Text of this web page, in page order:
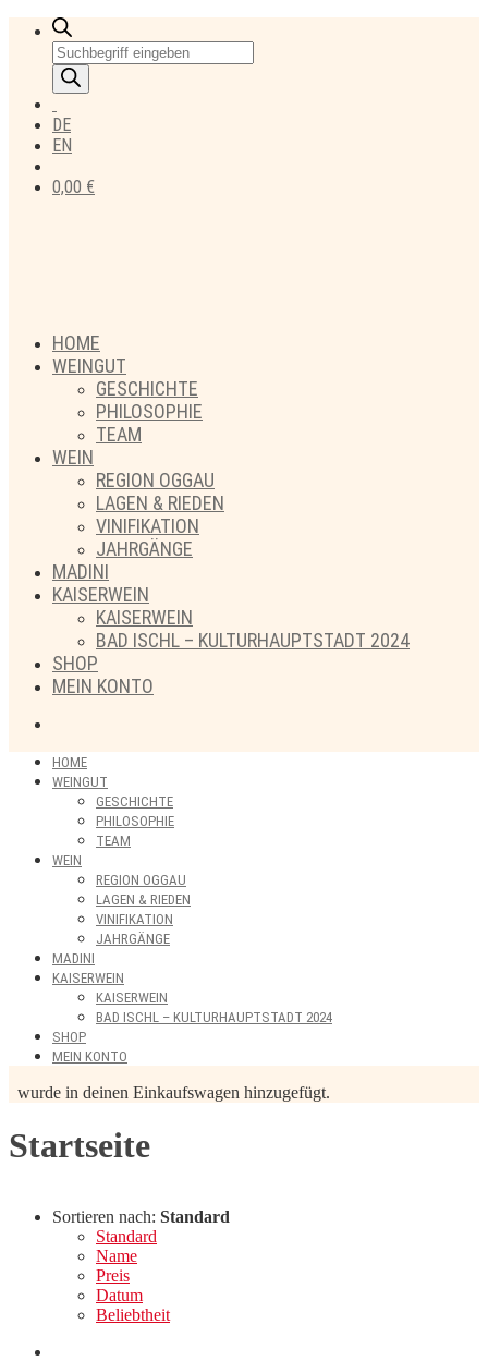
Products
search
DE
EN
0,00 €
HOME
WEINGUT
GESCHICHTE
PHILOSOPHIE
TEAM
WEIN
REGION OGGAU
LAGEN & RIEDEN
VINIFIKATION
JAHRGÄNGE
MADINI
KAISERWEIN
KAISERWEIN
BAD ISCHL – KULTURHAUPTSTADT 2024
SHOP
MEIN KONTO
HOME
WEINGUT
GESCHICHTE
PHILOSOPHIE
TEAM
WEIN
REGION OGGAU
LAGEN & RIEDEN
VINIFIKATION
JAHRGÄNGE
MADINI
KAISERWEIN
KAISERWEIN
BAD ISCHL – KULTURHAUPTSTADT 2024
SHOP
MEIN KONTO
wurde in deinen Einkaufswagen hinzugefügt.
Startseite
Sortieren nach: Standard
Standard
Name
Preis
Datum
Beliebtheit